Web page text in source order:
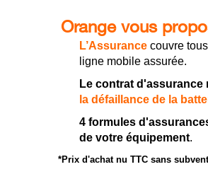
Orange vous
L’Assurance couvre
ligne mobile assurée.
Le contrat d'assurance
la défaillance de la
4 formules
de votre équipement.
*Prix d'achat nu TTC sans